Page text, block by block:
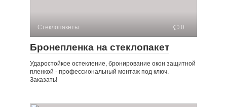
Стеклопакеты 0
Бронепленка на стеклопакет
Ударостойкое остекление, бронирование окон защитной
пленкой - профессиональный монтаж под ключ.
Заказать!